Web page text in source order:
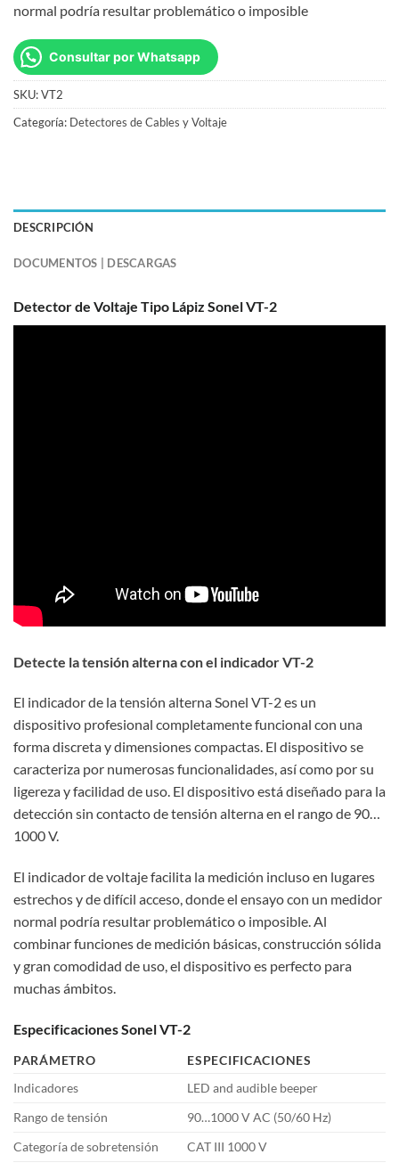
normal podría resultar problemático o imposible
Consultar por Whatsapp
SKU:VT2
Categoría: Detectores de Cables y Voltaje
DESCRIPCIÓN
DOCUMENTOS | DESCARGAS
Detector de Voltaje Tipo Lápiz Sonel VT-2
Detecte la tensión alterna con el indicador VT-2
El indicador de la tensión alterna Sonel VT-2 es un
dispositivo profesional completamente funcional con una
forma discreta y dimensiones compactas. El dispositivo se
caracteriza por numerosas funcionalidades, así como por su
ligereza y facilidad de uso. El dispositivo está diseñado para la
detección sin contacto de tensión alterna en el rango de 90…
1000 V.
El indicador de voltaje facilita la medición incluso en lugares
estrechos y de difícil acceso, donde el ensayo con un medidor
normal podría resultar problemático o imposible. Al
combinar funciones de medición básicas, construcción sólida
y gran comodidad de uso, el dispositivo es perfecto para
muchas ámbitos.
Especificaciones Sonel VT-2
PARÁMETRO
ESPECIFICACIONES
Indicadores
LED and audible beeper
Rango de tensión
90…1000 V AC (50/60 Hz)
Categoría de sobretensión
CAT III 1000 V